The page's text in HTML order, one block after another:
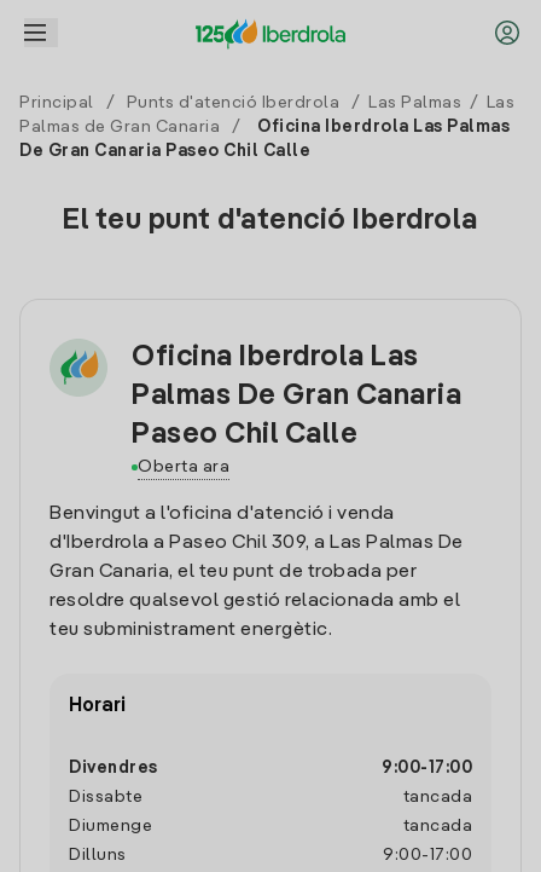
Principal / Punts d'atenció Iberdrola / Las Palmas /
Las
Palmas de Gran Canaria
/
Oficina Iberdrola Las Palmas
De Gran Canaria Paseo Chil Calle
El teu punt d'atenció Iberdrola
Oficina Iberdrola Las
Palmas De Gran Canaria
Paseo Chil Calle
Oberta ara
Benvingut a l'oficina d'atenció i venda
d'Iberdrola a Paseo Chil 309, a Las Palmas De
Gran Canaria, el teu punt de trobada per
resoldre qualsevol gestió relacionada amb el
teu subministrament energètic.
Horari
Divendres 9:00- 17:00
Dissabte
tancada
Diumenge
tancada
Dilluns
9:00- 17:00